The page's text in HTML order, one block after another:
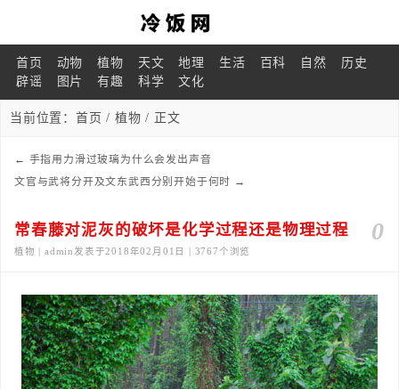
首页 动物 植物 天文 地理 生活 百科 自然
历史
辟谣
图片 有趣 科学 文化
当前位置： 首页 /植物 / 正文
← 手指用力滑过玻璃为什么会发出声音
文官与武将分开及文东武西分别开始于何时 →
0
常春藤对泥灰的破坏是化学过程还是物理过程
植物 | admin发表于2018年02月01日 | 3767个浏览